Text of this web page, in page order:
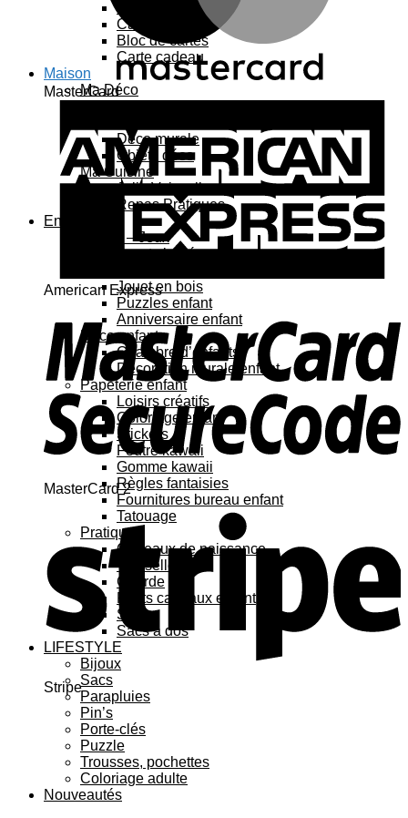
MasterCard
American Express
MasterCard 2
Stripe
Carte à sticker
Bloc de cartes
Carte cadeau
Maison
Ma Déco
Déco murale
Objets déco
Ma Cuisine
Jolie Vaisselle
Repas Pratiques
Enfant
Jouets – Jeux
Jouets bébé
Jouet en bois
Puzzles enfant
Anniversaire enfant
Déco enfant
Chambre d’enfants
Décoration murale enfant
Papeterie enfant
Loisirs créatifs
Coloriage enfant
Stickers
Feutre kawaii
Gomme kawaii
Règles fantaisies
Fournitures bureau enfant
Tatouage
Pratique
Cadeaux de naissance
Vaisselle
Gourde
Petits cadeaux enfant
Sacs
Sacs à dos
LIFESTYLE
Bijoux
Sacs
Parapluies
Pin’s
Porte-clés
Puzzle
Trousses, pochettes
Coloriage adulte
Nouveautés